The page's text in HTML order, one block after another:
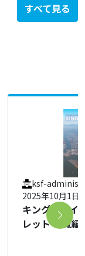
すべて見る
キングスカイ
レット 一覧編
2025年10月1日
ksf-